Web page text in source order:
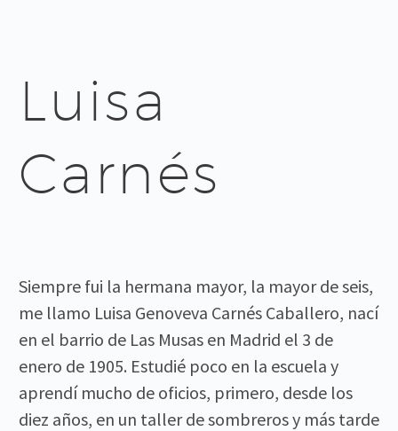
Luisa
Carnés
Siempre fui la hermana mayor, la mayor de seis,
me llamo Luisa Genoveva Carnés Caballero, nací
en el barrio de Las Musas en Madrid el 3 de
enero de 1905. Estudié poco en la escuela y
aprendí mucho de oficios, primero, desde los
diez años, en un taller de sombreros y más tarde